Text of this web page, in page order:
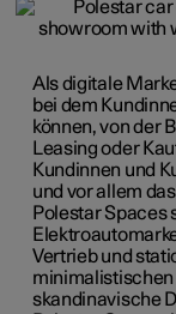
Als digitale
bei dem
können, von der
Leasing oder
Kundinnen und
und vor allem
Polestar
Vertrieb und
minimalistischen
skandinavische